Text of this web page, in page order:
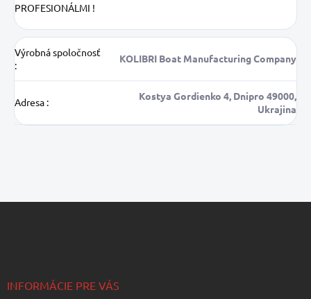
PROFESIONÁLMI !
Výrobná spoločnosť
:
KOLIBRI Boat Manufacturing Company
Adresa :
Kostya Gordienko 4, Dnipro 49000,
Ukrajina
INFORMÁCIE PRE VÁS